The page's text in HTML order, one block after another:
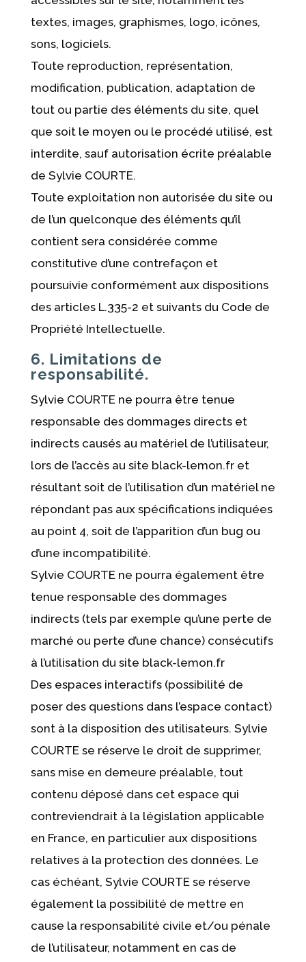
textes, images, graphismes, logo, icônes,
sons, logiciels.
Toute reproduction, représentation,
modification, publication, adaptation de
tout ou partie des éléments du site, quel
que soit le moyen ou le procédé utilisé, est
interdite, sauf autorisation écrite préalable
de Sylvie COURTE.
Toute exploitation non autorisée du site ou
de l’un quelconque des éléments qu’il
contient sera considérée comme
constitutive d’une contrefaçon et
poursuivie conformément aux dispositions
des articles L.335-2 et suivants du Code de
Propriété Intellectuelle.
6. Limitations de
responsabilité.
Sylvie COURTE ne pourra être tenue
responsable des dommages directs et
indirects causés au matériel de l’utilisateur,
lors de l’accès au site black-lemon.fr et
résultant soit de l’utilisation d’un matériel ne
répondant pas aux spécifications indiquées
au point 4, soit de l’apparition d’un bug ou
d’une incompatibilité.
Sylvie COURTE ne pourra également être
tenue responsable des dommages
indirects (tels par exemple qu’une perte de
marché ou perte d’une chance) consécutifs
à l’utilisation du site black-lemon.fr
Des espaces interactifs (possibilité de
poser des questions dans l’espace contact)
sont à la disposition des utilisateurs. Sylvie
COURTE se réserve le droit de supprimer,
sans mise en demeure préalable, tout
contenu déposé dans cet espace qui
contreviendrait à la législation applicable
en France, en particulier aux dispositions
relatives à la protection des données. Le
cas échéant, Sylvie COURTE se réserve
également la possibilité de mettre en
cause la responsabilité civile et/ou pénale
de l’utilisateur, notamment en cas de